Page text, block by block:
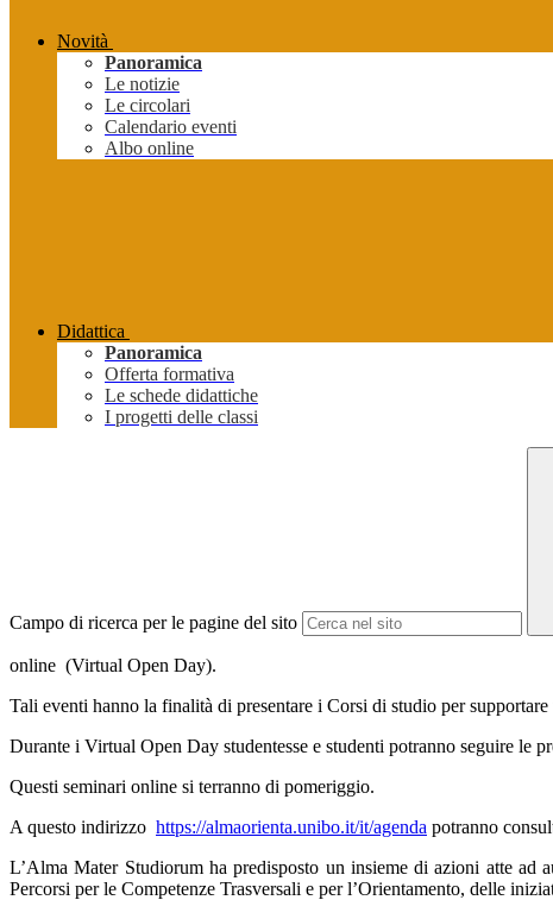
Novità
Panoramica
Le notizie
Le circolari
Calendario eventi
Albo online
Didattica
Panoramica
Offerta formativa
Le schede didattiche
I progetti delle classi
Campo di ricerca per le pagine del sito
online (Virtual Open Day).
Tali eventi hanno la finalità di presentare i Corsi di studio per
Durante i Virtual Open Day studentesse e studenti potranno seguire le
Questi seminari online si terranno di pomeriggio.
A questo indirizzo https://almaorienta.unibo.it/it/agenda potranno
L’Alma Mater Studiorum ha predisposto un insieme di azioni atte ad
Percorsi per le Competenze Trasversali e per l’Orientamento, delle